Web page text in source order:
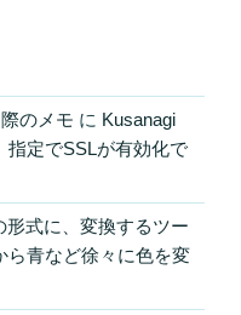
のメモ に Kusanagi
指定でSSLが有効化で
形式に、変換するツー
ら青など徐々に色を変